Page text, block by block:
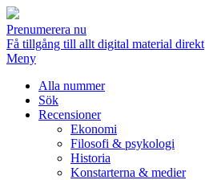
Prenumerera nu
Få tillgång till allt digital material direkt
Meny
Alla nummer
Sök
Recensioner
Ekonomi
Filosofi & psykologi
Historia
Konstarterna & medier